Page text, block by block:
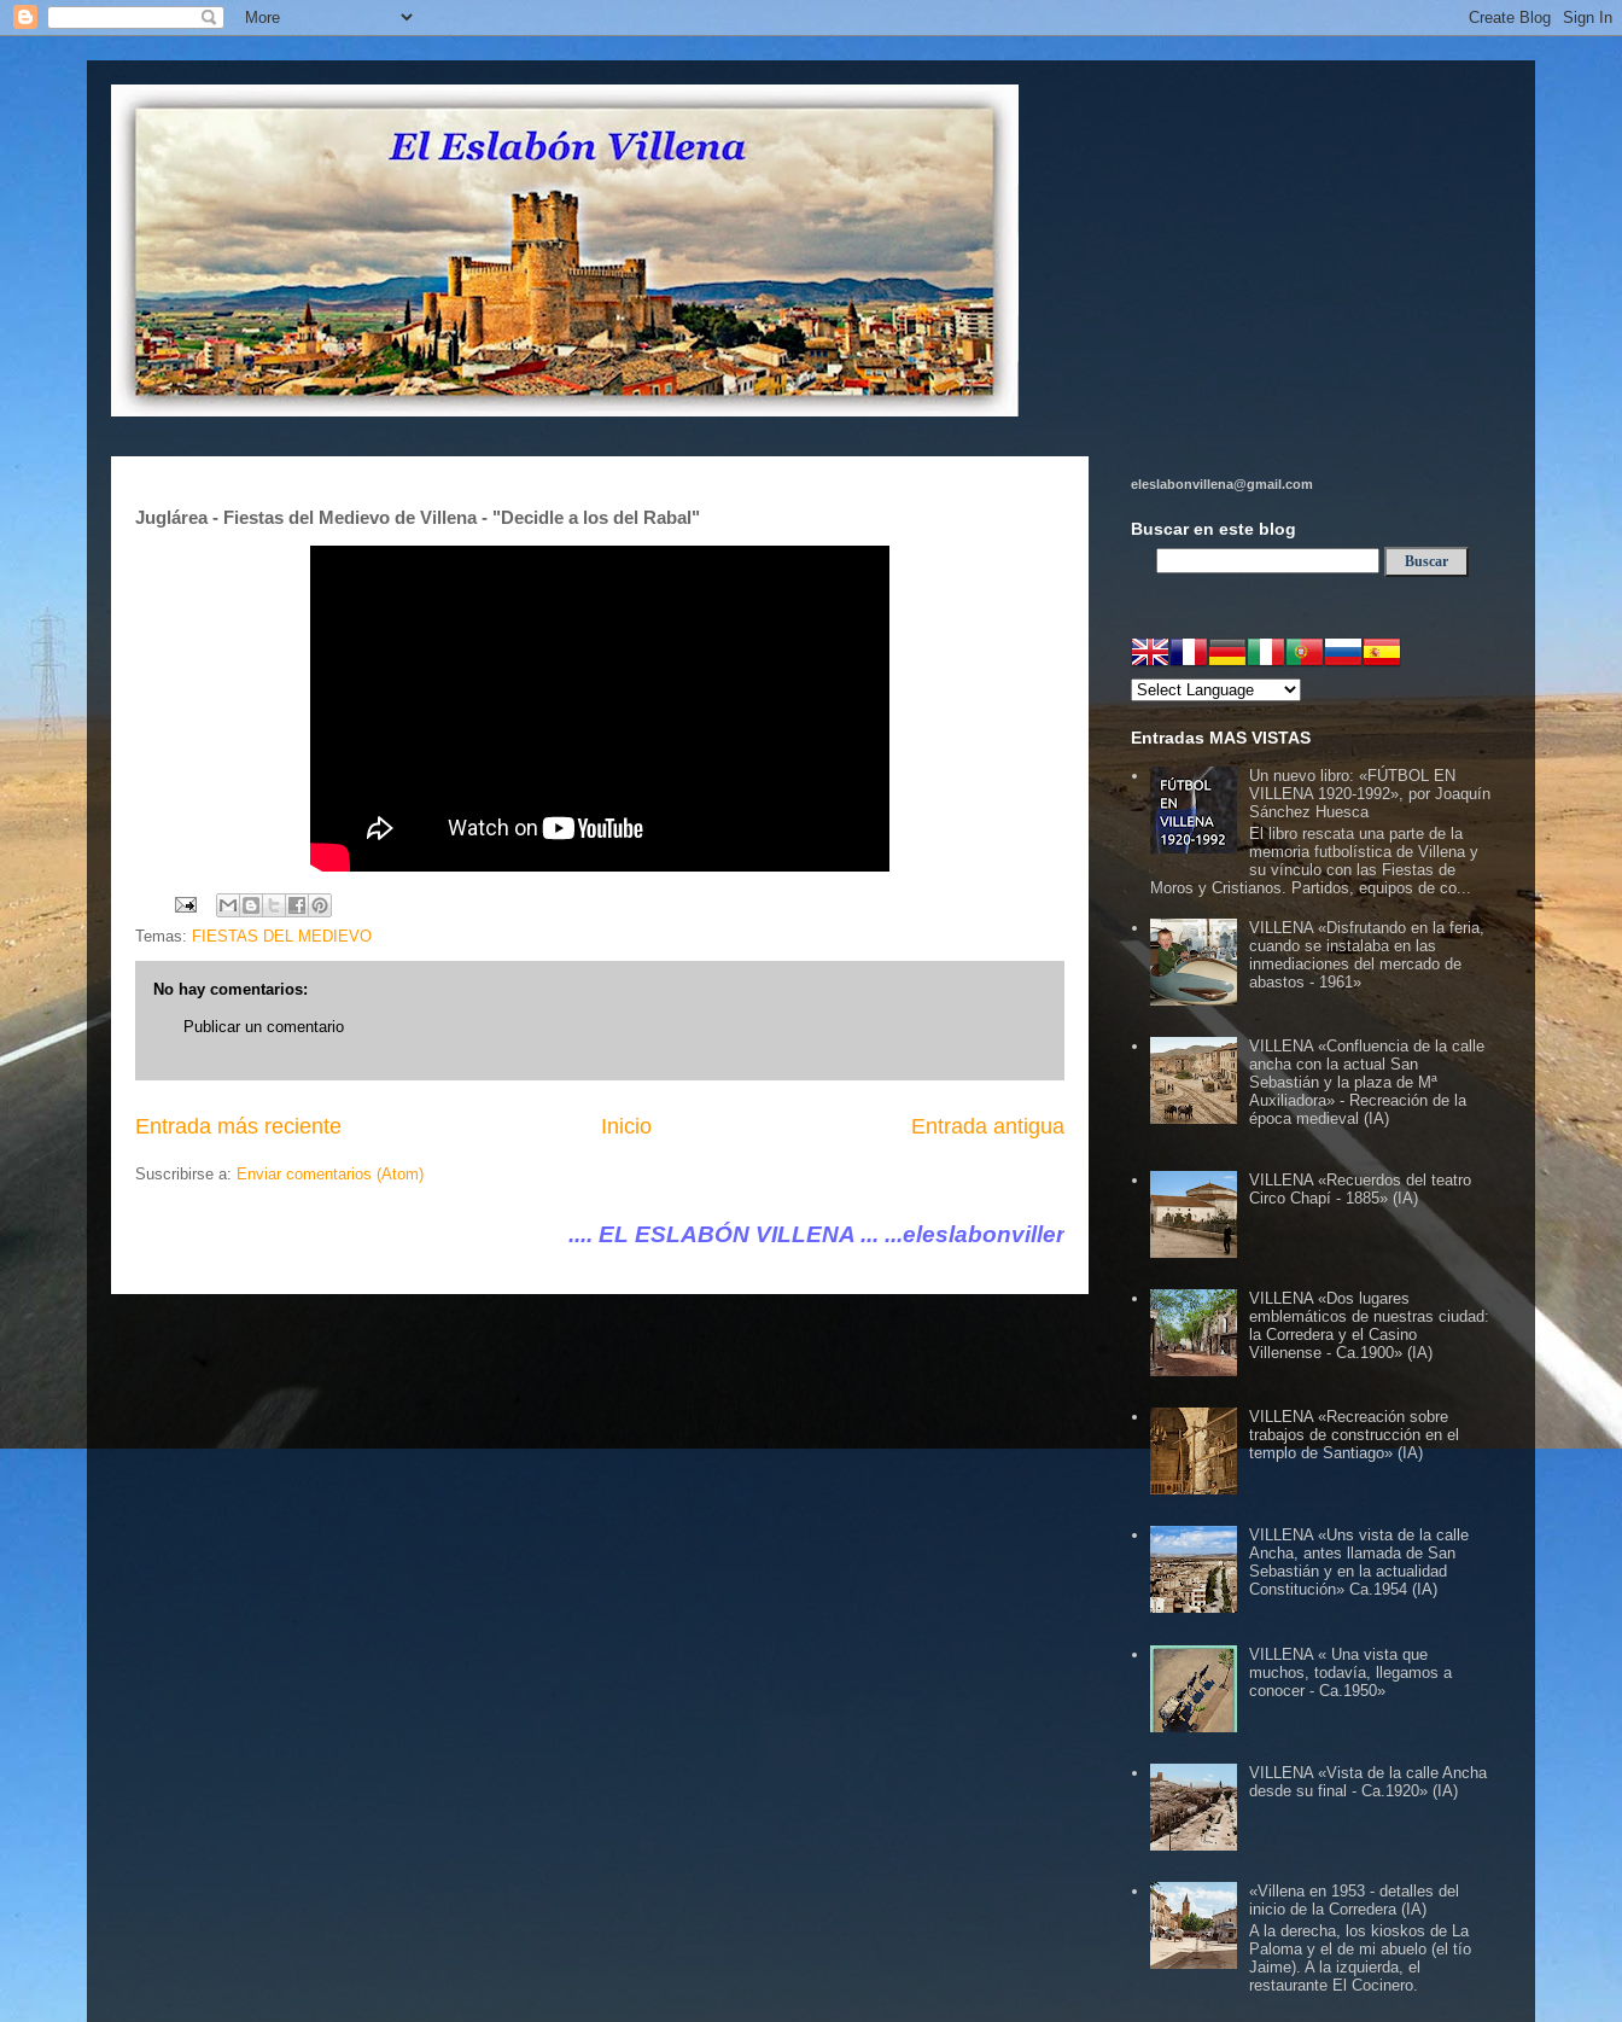
Juglárea - Fiestas del Medievo de Villena - "Decidle a los del Rabal"
Temas: FIESTAS DEL MEDIEVO
No hay comentarios:
Publicar un comentario
Entrada más reciente Entrada antigua
Inicio
Suscribirse a: Enviar comentarios (Atom)
.... EL ESLABÓN VILLENA ......eleslabonvillena@gmail.com ..... BLOG HERMANO DE VILLENA CUÉNTAME ......
eleslabonvillena@gmail.com
Buscar en este blog
Entradas MAS VISTAS
Un nuevo libro: «FÚTBOL EN
VILLENA 1920-1992», por Joaquín
Sánchez Huesca
El libro rescata una parte de la
memoria futbolística de Villena y
su vínculo con las Fiestas de
Moros y Cristianos. Partidos, equipos de co...
VILLENA «Disfrutando en la feria,
cuando se instalaba en las
inmediaciones del mercado de
abastos - 1961»
VILLENA «Confluencia de la calle
ancha con la actual San
Sebastián y la plaza de Mª
Auxiliadora» - Recreación de la
época medieval (IA)
VILLENA «Recuerdos del teatro
Circo Chapí - 1885» (IA)
VILLENA «Dos lugares
emblemáticos de nuestras ciudad:
la Corredera y el Casino
Villenense - Ca.1900» (IA)
VILLENA «Recreación sobre
trabajos de construcción en el
templo de Santiago» (IA)
VILLENA «Uns vista de la calle
Ancha, antes llamada de San
Sebastián y en la actualidad
Constitución» Ca.1954 (IA)
VILLENA « Una vista que
muchos, todavía, llegamos a
conocer - Ca.1950»
VILLENA «Vista de la calle Ancha
desde su final - Ca.1920» (IA)
«Villena en 1953 - detalles del
inicio de la Corredera (IA)
A la derecha, los kioskos de La
Paloma y el de mi abuelo (el tío
Jaime). A la izquierda, el
restaurante El Cocinero.